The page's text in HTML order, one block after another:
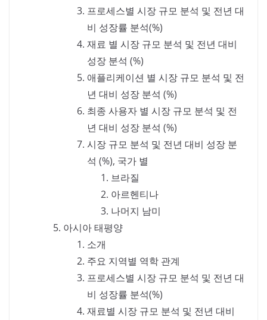
프로세스별 시장 규모 분석 및 전년 대
비 성장률 분석(%)
재료 별 시장 규모 분석 및 전년 대비
성장 분석 (%)
애플리케이션 별 시장 규모 분석 및 전
년 대비 성장 분석 (%)
최종 사용자 별 시장 규모 분석 및 전
년 대비 성장 분석 (%)
시장 규모 분석 및 전년 대비 성장 분
석 (%), 국가 별
브라질
아르헨티나
나머지 남미
아시아 태평양
소개
주요 지역별 역학 관계
프로세스별 시장 규모 분석 및 전년 대
비 성장률 분석(%)
재료별 시장 규모 분석 및 전년 대비